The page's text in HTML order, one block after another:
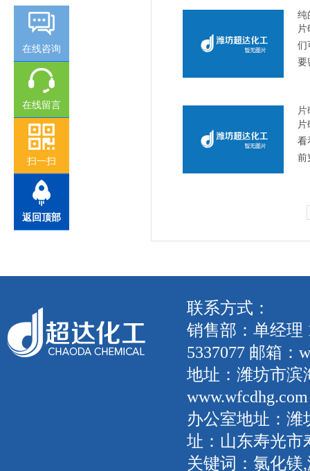
纯
们
要
看
前
联系方式：
销售部：单经理
5337077 邮箱：
地址：潍坊市滨
www.wfcdhg.com
办公室地址：潍
址：山东寿光市
关键词：氯化镁
在线咨询
在线留言
扫一扫
返回顶部